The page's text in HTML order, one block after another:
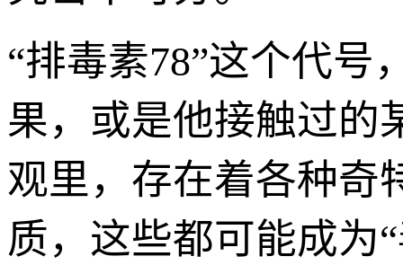
“排毒素78”这个代号
果，或是他接触过的
观里，存在着各种奇
质，这些都可能成为